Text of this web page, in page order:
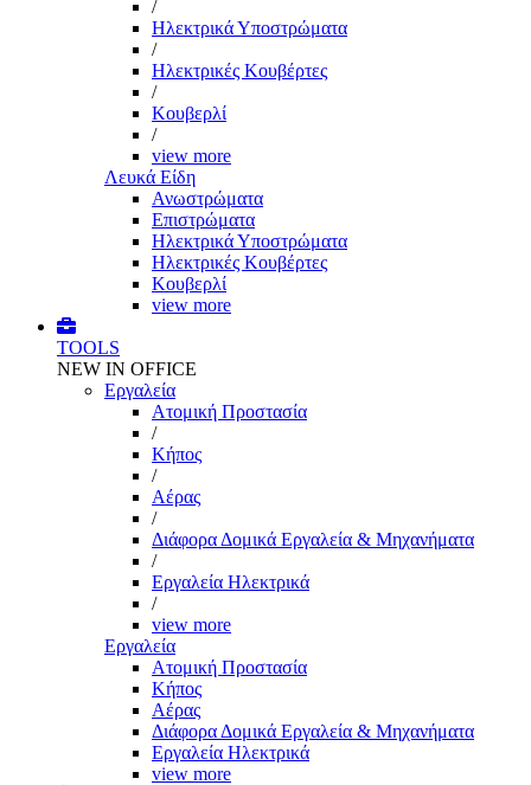
/
Ηλεκτρικά Υποστρώματα
/
Ηλεκτρικές Κουβέρτες
/
Κουβερλί
/
view more
Λευκά Είδη
Ανωστρώματα
Επιστρώματα
Ηλεκτρικά Υποστρώματα
Ηλεκτρικές Κουβέρτες
Κουβερλί
view more
TOOLS
NEW IN OFFICE
Εργαλεία
Aτομική Προστασία
/
Kήπος
/
Αέρας
/
Διάφορα Δομικά Εργαλεία & Μηχανήματα
/
Εργαλεία Ηλεκτρικά
/
view more
Εργαλεία
Aτομική Προστασία
Kήπος
Αέρας
Διάφορα Δομικά Εργαλεία & Μηχανήματα
Εργαλεία Ηλεκτρικά
view more